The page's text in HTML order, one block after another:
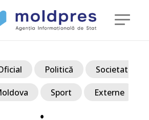
Politică Societate
Sport Externe